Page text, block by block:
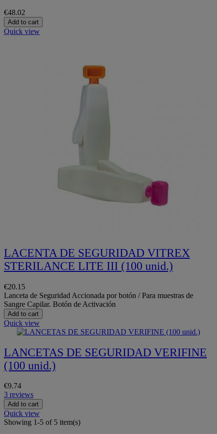
€48.02
Add to cart
Quick view
LACENTA DE SEGURIDAD VITREX
STERILANCE LITE III (100 unid.)
€20.15
Lanceta de Seguridad Accionada por botón / Para muestras de
Sangre Capilar. Botón de Activación
Add to cart
Quick view
LANCETAS DE SEGURIDAD VERIFINE
(100 unid.)
€9.74
3 reviews
Add to cart
Quick view
Showing 1-5 of 5 item(s)